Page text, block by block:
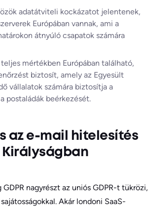
adatátviteli kockázatot jelentenek,
Európában vannak, ami a
átnyúló csapatok számára
mértékben Európában található,
biztosít, amely az Egyesült
vállalatok számára biztosítja a
postaládák beérkezését.
az e-mail hitelesítés
Királyságban
GDPR nagyrészt az uniós GDPR-t tükrözi,
Akár londoni SaaS-